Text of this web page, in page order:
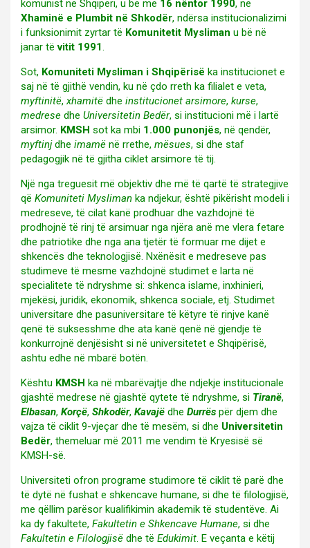
komunist në Shqipëri, u bë më 16 nëntor 1990, në
Xhaminë e Plumbit në Shkodër, ndërsa institucionalizimi
i funksionimit zyrtar të Komunitetit Mysliman u bë në
janar tëvitit 1991.
Sot, Komuniteti Mysliman i Shqipërisë ka institucionet e
saj në të gjithë vendin, ku në çdo rreth ka filialet e veta,
myftinitë,xhamitë dhe institucionet arsimore, kurse,
medrese dhe Universitetin Bedër, si institucioni më i lartë
arsimor. KMSH sot ka mbi 1.000 punonjës, në qendër,
myftinjdhe imamë në rrethe, mësues, si dhe staf
pedagogjik në të gjitha ciklet arsimore të tij.
Një nga treguesit më objektiv dhe më të qartë të strategjive
që Komuniteti Mysliman ka ndjekur, është pikërisht modeli i
medreseve, të cilat kanë prodhuar dhe vazhdojnë të
prodhojnë të rinj të arsimuar nga njëra anë me vlera fetare
dhe patriotike dhe nga ana tjetër të formuar me dijet e
shkencës dhe teknologjisë. Nxënësit e medreseve pas
studimeve të mesme vazhdojnë studimet e larta në
specialitete të ndryshme si: shkenca islame, inxhinieri,
mjekësi, juridik, ekonomik, shkenca sociale, etj. Studimet
universitare dhe pasuniversitare të këtyre të rinjve kanë
qenë të suksesshme dhe ata kanë qenë në gjendje të
konkurrojnë denjësisht si në universitetet e Shqipërisë,
ashtu edhe në mbarë botën.
Kështu KMSH ka në mbarëvajtje dhe ndjekje institucionale
gjashtë medrese në gjashtë qytete të ndryshme, si Tiranë,
Elbasan, Korçë, Shkodër, Kavajë dhe Durrës për djem dhe
vajza të ciklit 9-vjeçar dhe të mesëm, si dhe Universitetin
Bedër, themeluar më 2011 me vendim të Kryesisë së
KMSH-së.
Universiteti ofron programe studimore të ciklit të parë dhe
të dytë në fushat e shkencave humane, si dhe të filologjisë,
me qëllim parësor kualifikimin akademik të studentëve. Ai
ka dy fakultete, Fakultetin e Shkencave Humane, si dhe
Fakultetin e Filologjisë dhe të Edukimit. E veçanta e këtij